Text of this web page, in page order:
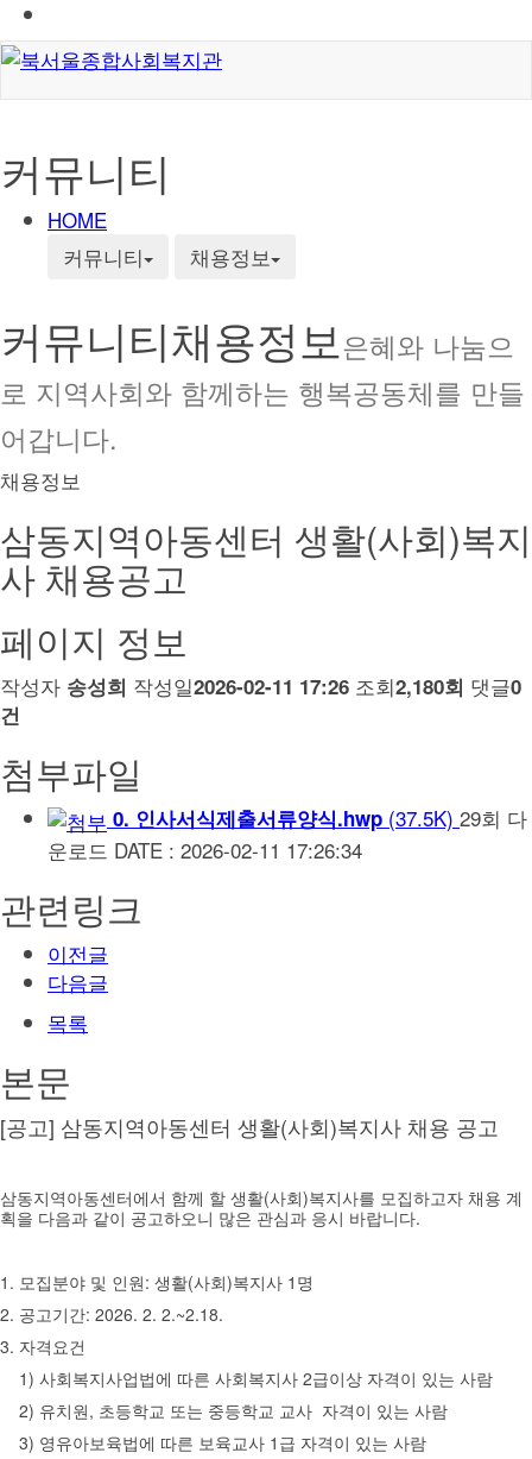
커뮤니티
HOME
커뮤니티
채용정보
커뮤니티채용정보 은혜와 나눔으
로 지역사회와 함께하는 행복공동체를 만들
어갑니다.
채용정보
삼동지역아동센터 생활(사회)복지
사 채용공고
페이지 정보
작성자 송성희 작성일2026-02-11 17:26 조회2,180회 댓글0
건
첨부파일
0. 인사서식제출서류양식.hwp (37.5K) 29회 다
운로드 DATE : 2026-02-11 17:26:34
관련링크
이전글
다음글
목록
본문
[공고] 삼동지역아동센터 생활(사회)복지사 채용 공고
삼동지역아동센터에서 함께 할 생활(사회)복지사를 모집하고자 채용 계
획을 다음과 같이 공고하오니 많은 관심과 응시 바랍니다.
1. 모집분야 및 인원: 생활(사회)복지사 1명
2. 공고기간: 2026. 2. 2.~2.18.
3. 자격요건
1) 사회복지사업법에 따른 사회복지사 2급이상 자격이 있는 사람
2) 유치원, 초등학교 또는 중등학교 교사 자격이 있는 사람
3) 영유아보육법에 따른 보육교사 1급 자격이 있는 사람